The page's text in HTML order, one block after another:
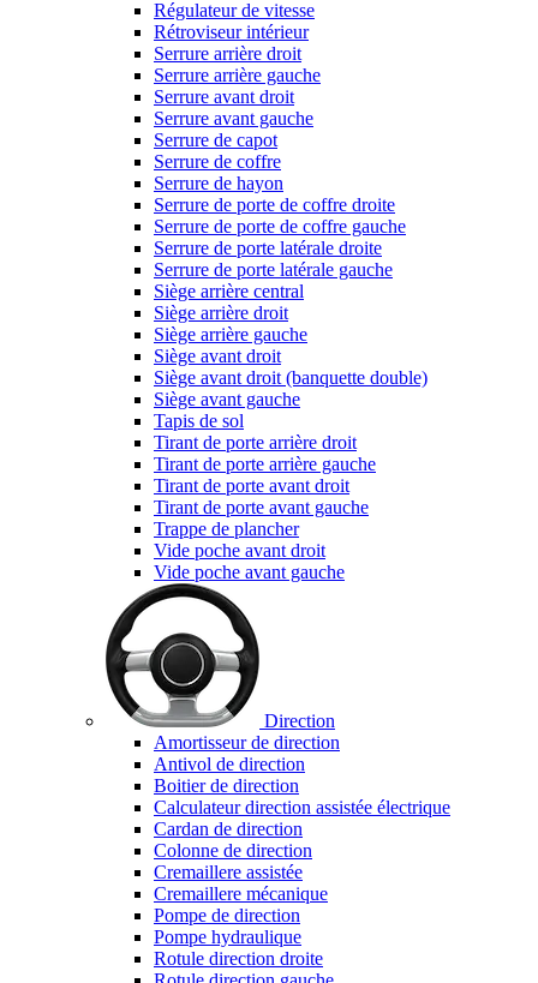
Régulateur de vitesse
Rétroviseur intérieur
Serrure arrière droit
Serrure arrière gauche
Serrure avant droit
Serrure avant gauche
Serrure de capot
Serrure de coffre
Serrure de hayon
Serrure de porte de coffre droite
Serrure de porte de coffre gauche
Serrure de porte latérale droite
Serrure de porte latérale gauche
Siège arrière central
Siège arrière droit
Siège arrière gauche
Siège avant droit
Siège avant droit (banquette double)
Siège avant gauche
Tapis de sol
Tirant de porte arrière droit
Tirant de porte arrière gauche
Tirant de porte avant droit
Tirant de porte avant gauche
Trappe de plancher
Vide poche avant droit
Vide poche avant gauche
Direction
Amortisseur de direction
Antivol de direction
Boitier de direction
Calculateur direction assistée électrique
Cardan de direction
Colonne de direction
Cremaillere assistée
Cremaillere mécanique
Pompe de direction
Pompe hydraulique
Rotule direction droite